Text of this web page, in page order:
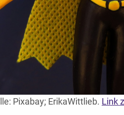
Pixabay; ErikaWittlieb. Link